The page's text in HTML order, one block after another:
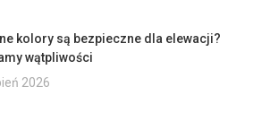
kolory są bezpieczne dla elewacji?
wątpliwości
2026